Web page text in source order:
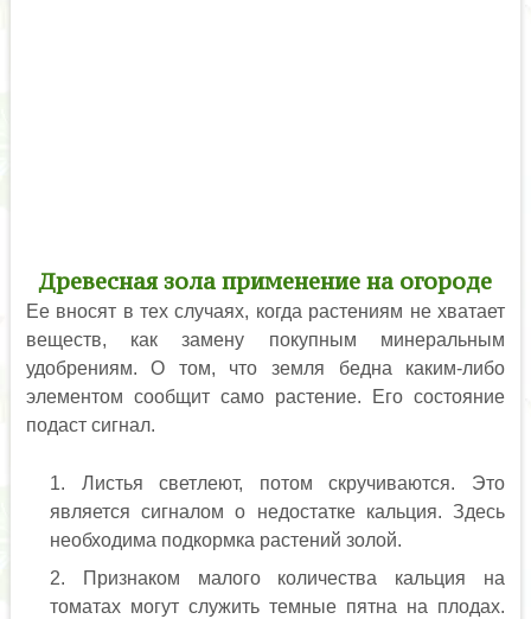
Древесная зола применение на огороде
Ее вносят в тех случаях, когда растениям не хватает
веществ, как замену покупным минеральным
удобрениям. О том, что земля бедна каким-либо
элементом сообщит само растение. Его состояние
подаст сигнал.
Листья светлеют, потом скручиваются. Это
является сигналом о недостатке кальция. Здесь
необходима подкормка растений золой.
Признаком малого количества кальция на
томатах могут служить темные пятна на плодах.